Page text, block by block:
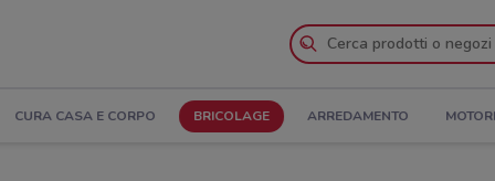
CURA CASA E CORPO BRICOLAGE ARREDAMENTO MOTORI